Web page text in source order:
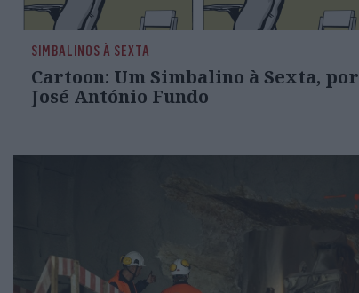
SIMBALINOS À SEXTA
Cartoon: Um Simbalino à Sexta, por
José António Fundo